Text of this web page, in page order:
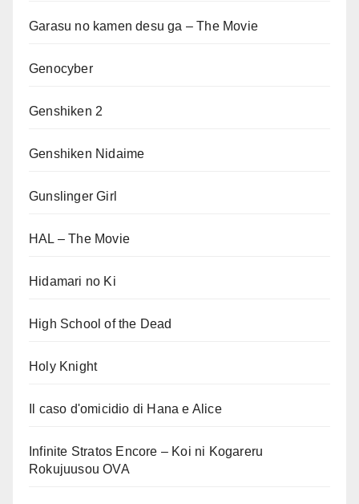
Garasu no kamen desu ga – The Movie
Genocyber
Genshiken 2
Genshiken Nidaime
Gunslinger Girl
HAL – The Movie
Hidamari no Ki
High School of the Dead
Holy Knight
Il caso d'omicidio di Hana e Alice
Infinite Stratos Encore – Koi ni Kogareru
Rokujuusou OVA